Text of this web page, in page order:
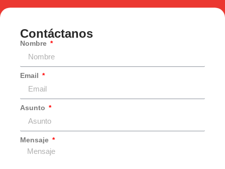
Contáctanos
Nombre
Email
Asunto
Mensaje